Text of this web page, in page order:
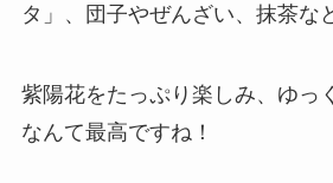
タ」、団子やぜんざい、抹茶な
紫陽花をたっぷり楽しみ、ゆっ
なんて最高ですね！